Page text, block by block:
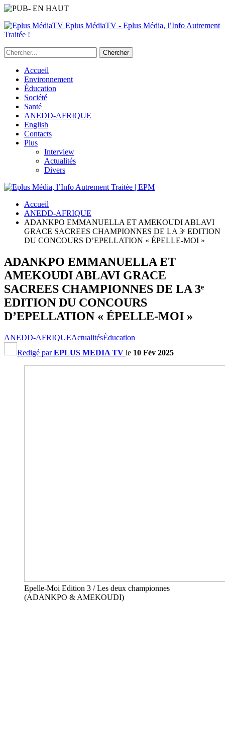
Eplus MédiaTV - Eplus Média, l’Info Autrement
Traitée !
Accueil
Environnement
Éducation
Société
Santé
ANEDD-AFRIQUE
English
Contacts
Plus
Interview
Actualités
Divers
Accueil
ANEDD-AFRIQUE
ADANKPO EMMANUELLA ET AMEKOUDI ABLAVI
GRACE SACREES CHAMPIONNES DE LA 3ᵉ EDITION
DU CONCOURS D’EPELLATION « ÉPELLE-MOI »
ADANKPO EMMANUELLA ET
AMEKOUDI ABLAVI GRACE
SACREES CHAMPIONNES DE LA 3ᵉ
EDITION DU CONCOURS
D’EPELLATION « ÉPELLE-MOI »
ANEDD-AFRIQUEActualitésÉducation
Redigé parEPLUS MEDIA TV le 10 Fév 2025
Epelle-Moi Edition 3 / Les deux championnes
(ADANKPO & AMEKOUDI)